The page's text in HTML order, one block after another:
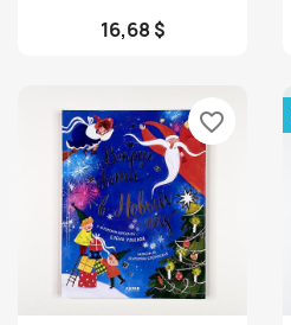
16,68 $
favorite_border